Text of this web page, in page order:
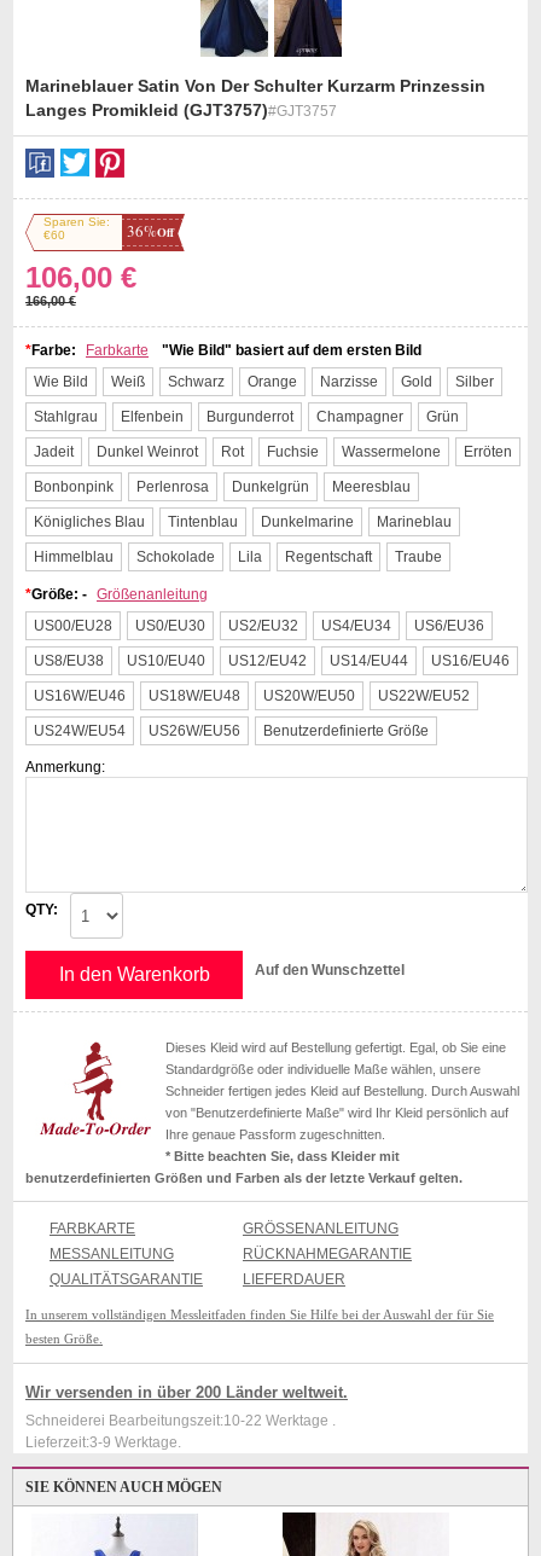
Marineblauer Satin Von Der Schulter Kurzarm Prinzessin
Langes Promikleid (GJT3757)#GJT3757
106,00 €
166,00 €
Sparen Sie:
€60
36%Off
*Farbe: Farbkarte
"Wie Bild" basiert auf dem ersten Bild
Wie Bild
Weiß Schwarz Orange Narzisse Gold Silber
Stahlgrau Elfenbein Burgunderrot Champagner Grün
Jadeit Dunkel Weinrot Rot Fuchsie Wassermelone Erröten
Bonbonpink Perlenrosa Dunkelgrün Meeresblau
Königliches Blau Tintenblau Dunkelmarine Marineblau
Himmelblau Schokolade Lila Regentschaft Traube
*Größe: - Größenanleitung
US00/EU28
US0/EU30 US2/EU32 US4/EU34 US6/EU36
US8/EU38 US10/EU40 US12/EU42 US14/EU44 US16/EU46
US16W/EU46 US18W/EU48 US20W/EU50 US22W/EU52
US24W/EU54 US26W/EU56 Benutzerdefinierte Größe
Anmerkung:
QTY:
In den Warenkorb Auf den Wunschzettel
Dieses Kleid wird auf Bestellung gefertigt. Egal, ob Sie eine
Standardgröße oder individuelle Maße wählen, unsere
Schneider fertigen jedes Kleid auf Bestellung. Durch Auswahl
von "Benutzerdefinierte Maße" wird Ihr Kleid persönlich auf
Ihre genaue Passform zugeschnitten.
* Bitte beachten Sie, dass Kleider mit
benutzerdefinierten Größen und Farben als der letzte Verkauf gelten.
FARBKARTE
GRÖSSENANLEITUNG
MESSANLEITUNG
RÜCKNAHMEGARANTIE
QUALITÄTSGARANTIE
LIEFERDAUER
In unserem vollständigen Messleitfaden finden Sie Hilfe bei der Auswahl der für Sie
besten Größe.
Wir versenden in über 200 Länder weltweit.
Schneiderei Bearbeitungszeit:10-22 Werktage .
Lieferzeit:3-9 Werktage.
SIE KÖNNEN AUCH MÖGEN